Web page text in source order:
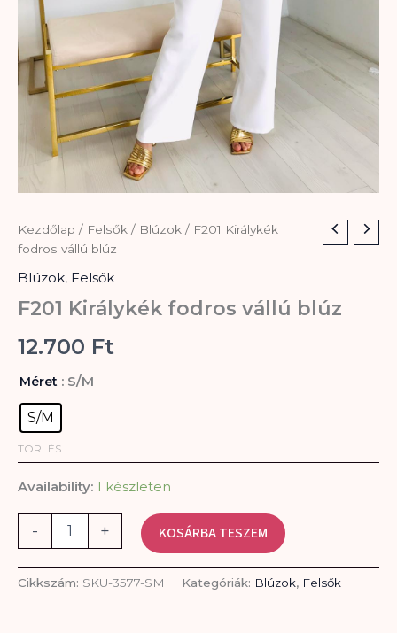
Kezdőlap / Felsők / Blúzok / F201 Királykék
fodros vállú blúz
Blúzok, Felsők
F201 Királykék fodros vállú blúz
12.700 Ft
Méret : S/M
S/M
TÖRLÉS
Availability: 1 készleten
-
F201
Királykék
vállú
blúz
mennyiség
+ KOSÁRBA TESZEM
Cikkszám: SKU-3577-SM Kategóriák: Blúzok, Felsők